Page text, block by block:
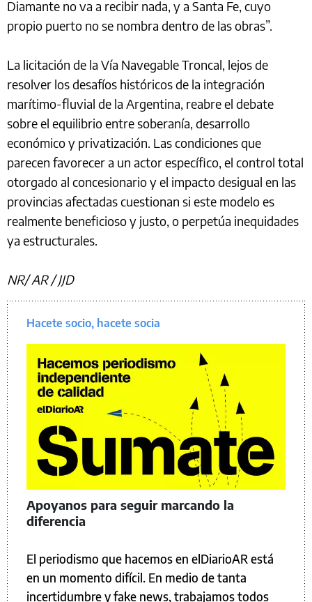
Diamante no va a recibir nada, y a Santa Fe, cuyo
propio puerto no se nombra dentro de las obras”.
La licitación de la Vía Navegable Troncal, lejos de
resolver los desafíos históricos de la integración
marítimo-fluvial de la Argentina, reabre el debate
sobre el equilibrio entre soberanía, desarrollo
económico y privatización. Las condiciones que
parecen favorecer a un actor específico, el control total
otorgado al concesionario y el impacto desigual en las
provincias afectadas cuestionan si este modelo es
realmente beneficioso y justo, o perpetúa inequidades
ya estructurales.
NR/ AR / JJD
Hacete socio, hacete socia
Apoyanos para seguir marcando la
diferencia
El periodismo que hacemos en elDiarioAR está
en un momento difícil. En medio de tanta
incertidumbre y fake news, trabajamos todos